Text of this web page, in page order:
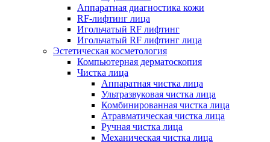
Аппаратная диагностика кожи
RF-лифтинг лица
Игольчатый RF лифтинг
Игольчатый RF лифтинг лица
Эстетическая косметология
Компьютерная дерматоскопия
Чистка лица
Аппаратная чистка лица
Ультразвуковая чистка лица
Комбинированная чистка лица
Атравматическая чистка лица
Ручная чистка лица
Механическая чистка лица